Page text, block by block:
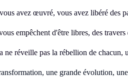
avez œuvré, vous avez libéré des
empêchent d'être libres, des
ne réveille pas la rébellion de chacun,
une grande évolution,